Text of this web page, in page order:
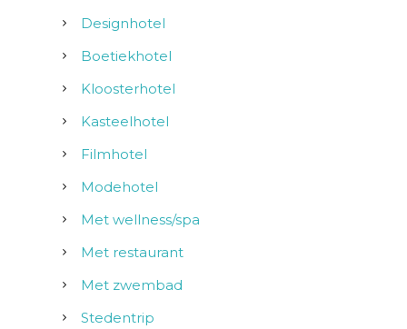
Designhotel
Boetiekhotel
Kloosterhotel
Kasteelhotel
Filmhotel
Modehotel
Met wellness/spa
Met restaurant
Met zwembad
Stedentrip